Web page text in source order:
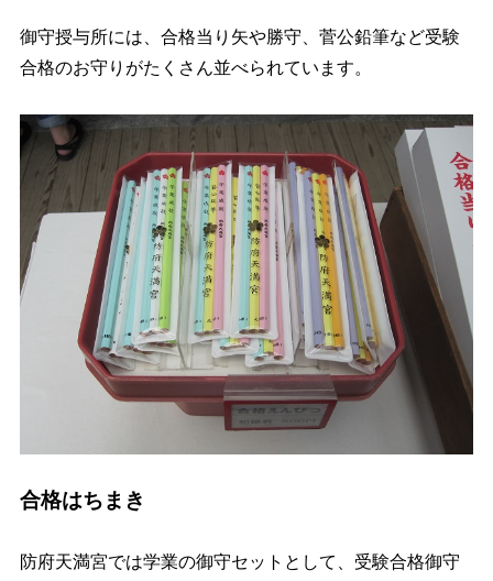
御守授与所には、合格当り矢や勝守、菅公鉛筆など受験
合格のお守りがたくさん並べられています。
合格はちまき
防府天満宮では学業の御守セットとして、受験合格御守